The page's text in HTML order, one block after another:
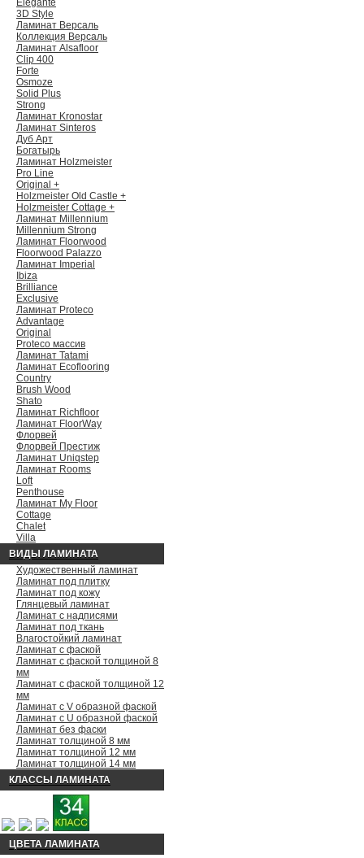
Elegante
3D Style
Ламинат Версаль
Коллекция Версаль
Ламинат Alsafloor
Clip 400
Forte
Osmoze
Solid Plus
Strong
Ламинат Kronostar
Ламинат Sinteros
Дуб Арт
Богатырь
Ламинат Holzmeister
Pro Line
Original +
Holzmeister Old Castle +
Holzmeister Cottage +
Ламинат Millennium
Millennium Strong
Ламинат Floorwood
Floorwood Palazzo
Ламинат Imperial
Ibiza
Brilliance
Exclusive
Ламинат Proteco
Advantage
Original
Proteco массив
Ламинат Tatami
Ламинат Ecoflooring
Country
Brush Wood
Shato
Ламинат Richfloor
Ламинат FloorWay
Флорвей
Флорвей Престиж
Ламинат Uniqstep
Ламинат Rooms
Loft
Penthouse
Ламинат My Floor
Cottage
Chalet
Villa
ВИДЫ ЛАМИНАТА
Художественный ламинат
Ламинат под плитку
Ламинат под кожу
Глянцевый ламинат
Ламинат с надписями
Ламинат под ткань
Влагостойкий ламинат
Ламинат с фаской
Ламинат с фаской толщиной 8
мм
Ламинат с фаской толщиной 12
мм
Ламинат с V образной фаской
Ламинат с U образной фаской
Ламинат без фаски
Ламинат толщиной 8 мм
Ламинат толщиной 12 мм
Ламинат толщиной 14 мм
КЛАССЫ ЛАМИНАТА
ЦВЕТА ЛАМИНАТА